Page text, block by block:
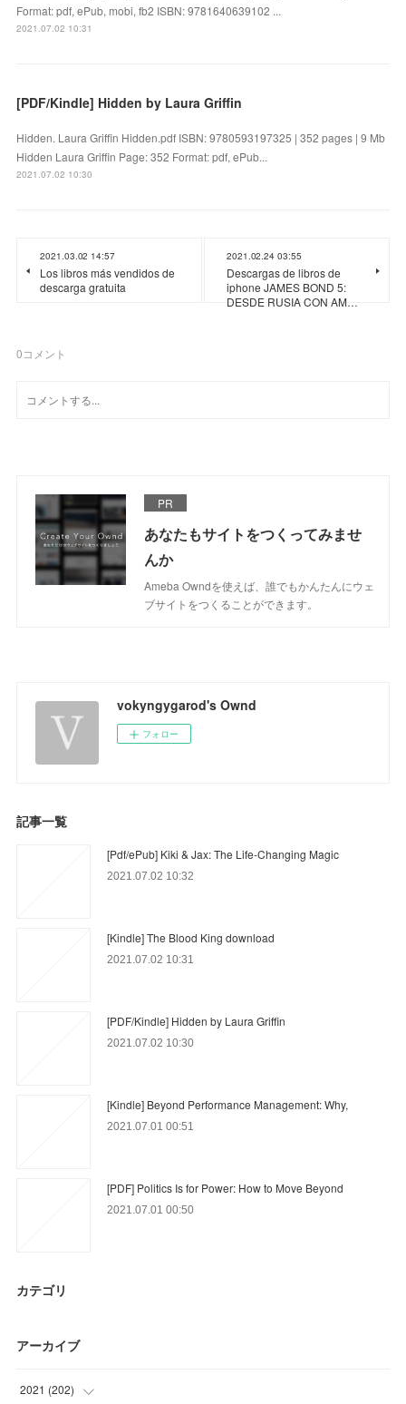
Format: pdf, ePub, mobi, fb2 ISBN: 9781640639102 ...
2021.07.02 10:31
[PDF/Kindle] Hidden by Laura Griffin
Hidden. Laura Griffin Hidden.pdf ISBN: 9780593197325 | 352 pages | 9 Mb
Hidden Laura Griffin Page: 352 Format: pdf, ePub...
2021.07.02 10:30
2021.03.02 14:57
Los libros más vendidos de
descarga gratuita
2021.02.24 03:55
Descargas de libros de
iphone JAMES BOND 5:
DESDE RUSIA CON AM…
0コメント
PR
あなたもサイトをつくってみませ
んか
Ameba Owndを使えば、誰でもかんたんにウェ
ブサイトをつくることができます。
vokyngygarod's Ownd
フォロー
記事一覧
[Pdf/ePub] Kiki & Jax: The Life-Changing Magic
2021.07.02 10:32
[Kindle] The Blood King download
2021.07.02 10:31
[PDF/Kindle] Hidden by Laura Griffin
2021.07.02 10:30
[Kindle] Beyond Performance Management: Why,
2021.07.01 00:51
[PDF] Politics Is for Power: How to Move Beyond
2021.07.01 00:50
カテゴリ
アーカイブ
2021 (202)